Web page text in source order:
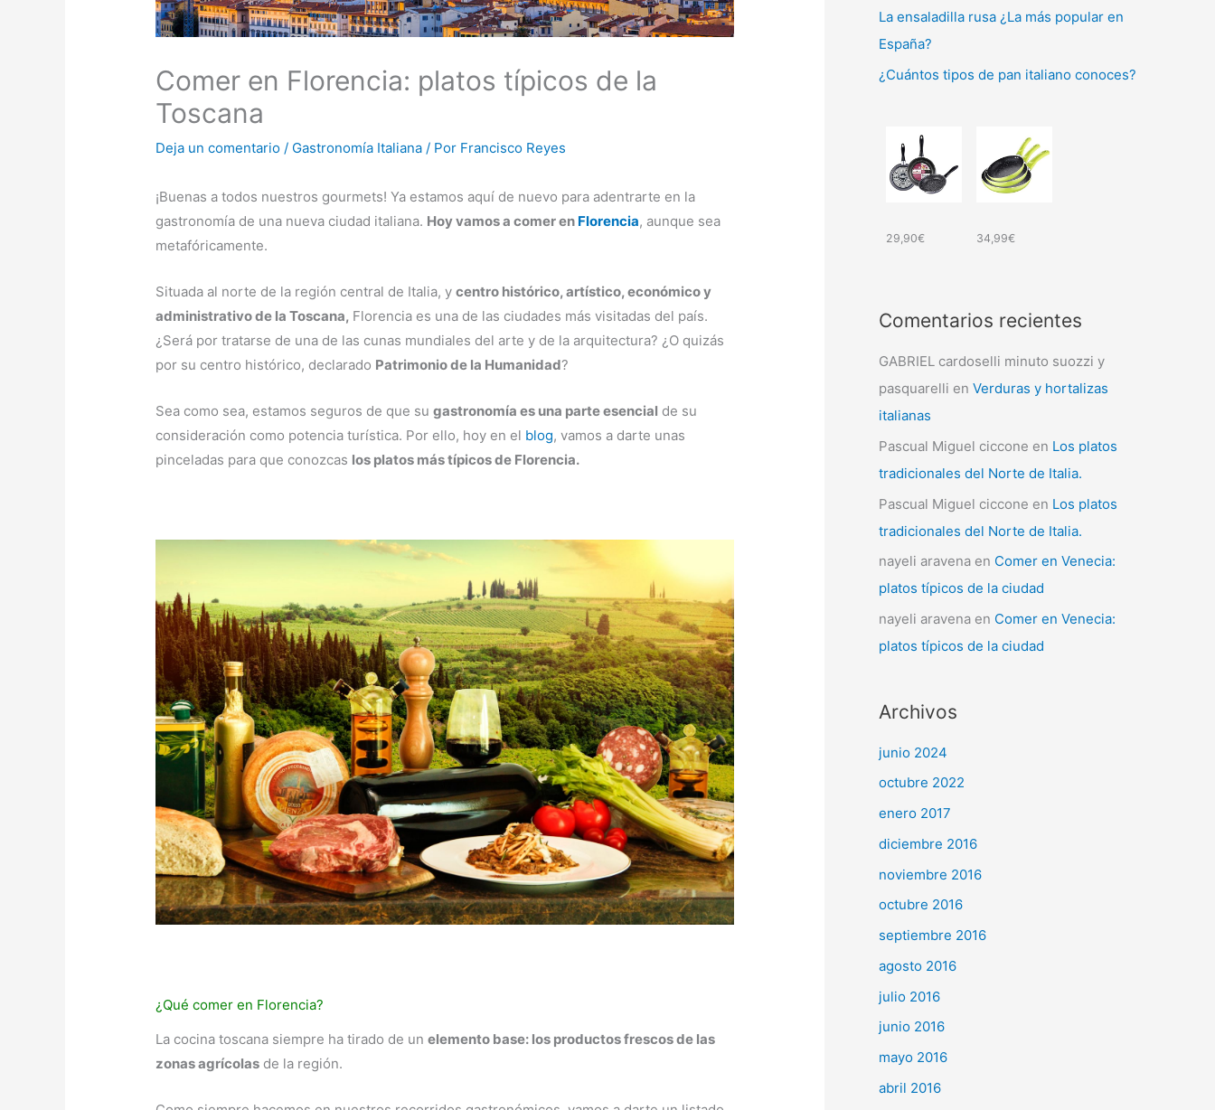
Comer en Florencia: platos típicos de la
Toscana
Deja un comentario / Gastronomía Italiana / Por Francisco Reyes
¡Buenas a todos nuestros gourmets! Ya estamos aquí de nuevo para adentrarte en la
gastronomía de una nueva ciudad italiana. Hoy vamos a comer en Florencia, aunque sea
metafóricamente.
Situada al norte de la región central de Italia, ycentro histórico, artístico, económico y
administrativo de la Toscana, Florencia es una de las ciudades más visitadas del país.
¿Será por tratarse de una de las cunas mundiales del arte y de la arquitectura? ¿O quizás
por su centro histórico, declarado Patrimonio de la Humanidad?
Sea como sea, estamos seguros de que sugastronomía es una parte esencial de su
consideración como potencia turística. Por ello, hoy en el blog, vamos a darte unas
pinceladas para que conozcas los platos más típicos de Florencia.
¿Qué comer en Florencia?
La cocina toscana siempre ha tirado de unelemento base: los productos frescos de las
zonas agrícolas de la región.
La ensaladilla rusa ¿La más popular en
España?
¿Cuántos tipos de pan italiano conoces?
29,90€ 34,99€
Comentarios recientes
GABRIEL cardoselli minuto suozzi y
pasquarelli en Verduras y hortalizas
italianas
Pascual Miguel ciccone en Los platos
tradicionales del Norte de Italia.
Pascual Miguel ciccone en Los platos
tradicionales del Norte de Italia.
nayeli aravena en Comer en Venecia:
platos típicos de la ciudad
nayeli aravena en Comer en Venecia:
platos típicos de la ciudad
Archivos
junio 2024
octubre 2022
enero 2017
diciembre 2016
noviembre 2016
octubre 2016
septiembre 2016
agosto 2016
julio 2016
junio 2016
mayo 2016
abril 2016